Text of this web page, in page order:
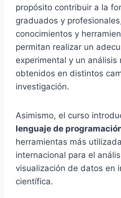
propósito contribuir a la
graduados y
conocimientos y
permitan realizar un
experimental y un
obtenidos en distintos
investigación.
Asimismo, el curso
lenguaje de
herramientas más
internacional para el
visualización de datos en
científica.